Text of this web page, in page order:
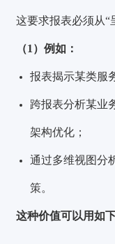
这要求报表必须从“
（1）例如：
报表揭示某类服
跨报表分析某业
架构优化；
通过多维视图分
策。
这种价值可以用如